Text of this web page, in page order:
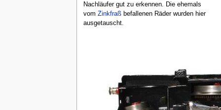
Nachläufer gut zu erkennen. Die ehemals
vom Zinkfraßbefallenen Räder wurden hier
ausgetauscht.